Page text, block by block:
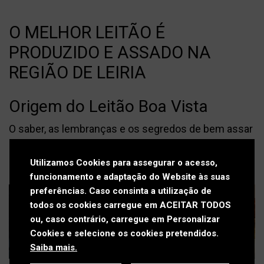
Contactos
Política de Privacidade
Política de Cookies
Livro de Reclamações
O MELHOR LEITÃO É
PRODUZIDO E ASSADO NA
REGIÃO DE LEIRIA
Origem do Leitão Boa Vista
O saber, as lembranças e os segredos de bem assar
passado.
Utilizamos Cookies para assegurar o acesso,
funcionamento e adaptação do Website às suas
preferências. Caso consinta a utilização de
todos os cookies carregue em ACEITAR TODOS
ou, caso contrário, carregue em Personalizar
Cookies e selecione os cookies pretendidos.
Saiba mais.